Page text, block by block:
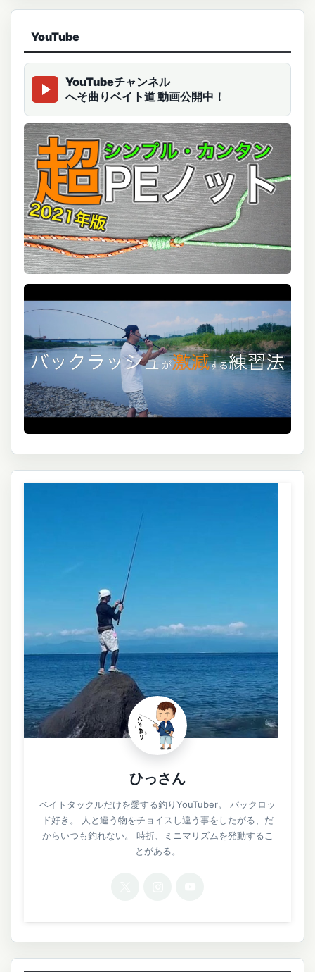
YouTube
YouTubeチャンネル
へそ曲りベイト道 動画公開中！
ひっさん
ベイトタックルだけを愛する釣りYouTuber。 パックロッ
ド好き。 人と違う物をチョイスし違う事をしたがる、だ
からいつも釣れない。 時折、ミニマリズムを発動するこ
とがある。